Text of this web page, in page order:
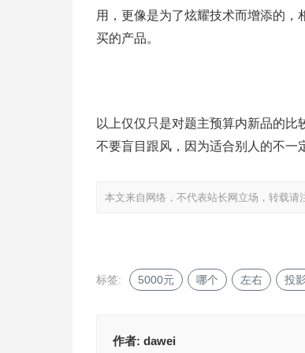
用，更像是为了炫耀技术而增添的
买的产品。
以上仅仅只是对题主预算内新品的比
不要盲目跟风，因为适合别人的不一
本文来自网络，不代表站长网立场，转载请
标签: 5000元 哪个 左右 投
作者: dawei